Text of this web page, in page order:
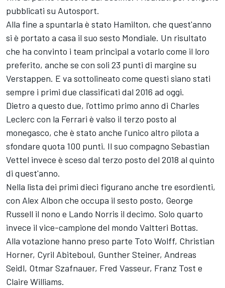
pubblicati su Autosport.
Alla fine a spuntarla è stato Hamilton, che quest'anno
si è portato a casa il suo sesto Mondiale. Un risultato
che ha convinto i team principal a votarlo come il loro
preferito, anche se con soli 23 punti di margine su
Verstappen. E va sottolineato come questi siano stati
sempre i primi due classificati dal 2016 ad oggi.
Dietro a questo due, l'ottimo primo anno di Charles
Leclerc con la Ferrari è valso il terzo posto al
monegasco, che è stato anche l'unico altro pilota a
sfondare quota 100 punti. Il suo compagno Sebastian
Vettel invece è sceso dal terzo posto del 2018 al quinto
di quest'anno.
Nella lista dei primi dieci figurano anche tre esordienti,
con Alex Albon che occupa il sesto posto, George
Russell il nono e Lando Norris il decimo. Solo quarto
invece il vice-campione del mondo Valtteri Bottas.
Alla votazione hanno preso parte Toto Wolff, Christian
Horner, Cyril Abiteboul, Gunther Steiner, Andreas
Seidl, Otmar Szafnauer, Fred Vasseur, Franz Tost e
Claire Williams.